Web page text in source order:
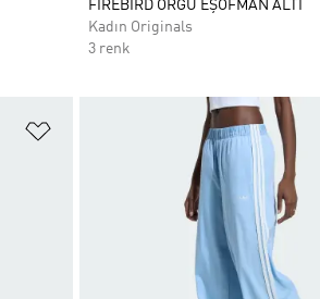
FIREBIRD ÖRGÜ EŞOFMAN ALTI
Kadın Originals
3 renk
Favori Listesine Ekle